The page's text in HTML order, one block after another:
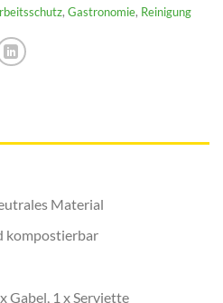
, Gastronomie, Reinigung
Material
kompostierbar
Gabel, 1 x Serviette